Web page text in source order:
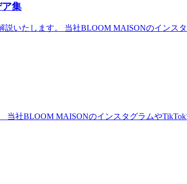
集
いたします。 当社BLOOM MAISONのインス
当社BLOOM MAISONのインスタグラムや